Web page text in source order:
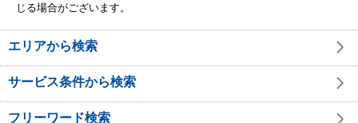
じる場合がございます。
エリアから検索
サービス条件から検索
フリーワード検索